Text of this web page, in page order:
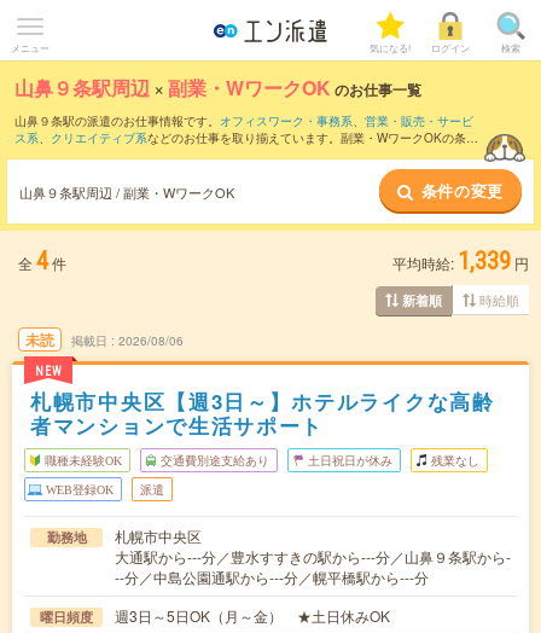
メニュー 気になる! ログイン 検索
山鼻９条駅周辺 ×副業・WワークOK のお仕事一覧
山鼻９条駅の派遣のお仕事情報です。 オフィスワーク・事務系、 営業・販売・サービ
ス系、 クリエイティブ系などのお仕事を取り揃えています。副業・WワークOKの条件
山鼻９条駅周辺 / 副業・WワークOK 条件の変更
全 4件 平均時給: 1,339 円
新着順 時給順
未読
NEW
掲載日 2026/08/06
札幌市中央区【週3日～】ホテルライクな高齢
者マンションで生活サポート
職種未経験OK 交通費別途支給あり 土日祝日が休み 残業なし
WEB登録OK 派遣
勤務地
札幌市中央区
大通駅から---分／豊水すすきの駅から---分／山鼻９条駅から-
--分／中島公園通駅から---分／幌平橋駅から---分
曜日頻度 週3日～5日OK（月～金） ★土日休みOK